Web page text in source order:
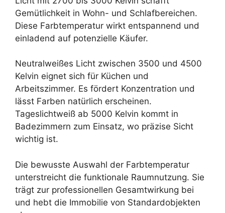
Gemütlichkeit in Wohn- und Schlafbereichen.
Diese Farbtemperatur wirkt entspannend und
einladend auf potenzielle Käufer.
Neutralweißes Licht zwischen 3500 und 4500
Kelvin eignet sich für Küchen und
Arbeitszimmer. Es fördert Konzentration und
lässt Farben natürlich erscheinen.
Tageslichtweiß ab 5000 Kelvin kommt in
Badezimmern zum Einsatz, wo präzise Sicht
wichtig ist.
Die bewusste Auswahl der Farbtemperatur
unterstreicht die funktionale Raumnutzung. Sie
trägt zur professionellen Gesamtwirkung bei
und hebt die Immobilie von Standardobjekten